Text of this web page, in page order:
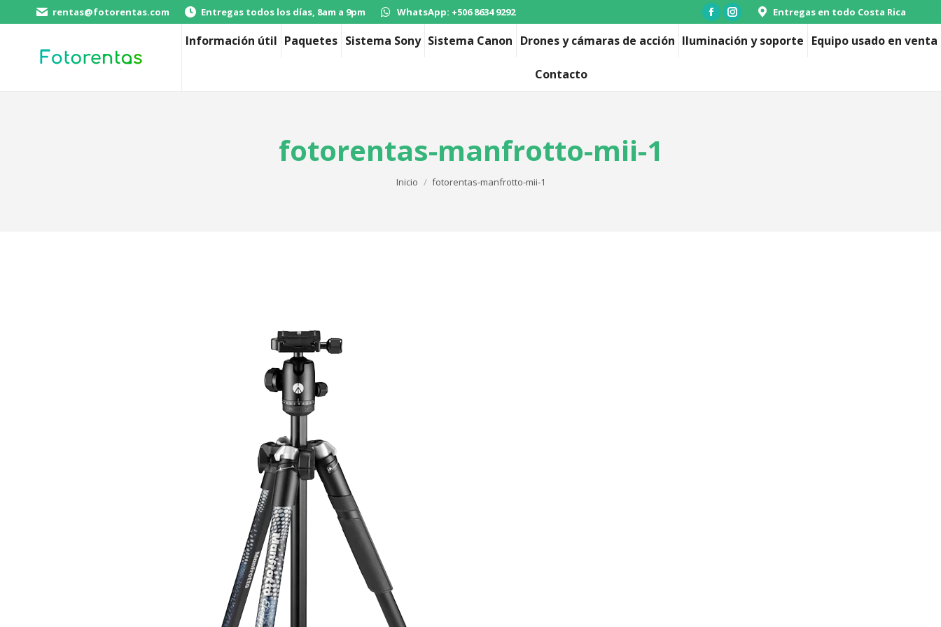
rentas@fotorentas.com Entregas todos los días, 8am a 9pm WhatsApp: +506 8634 9292
Facebook
page
Instagram
page
Entregas en todo Costa Rica
Información útil Paquetes Sistema Sony Sistema Canon Drones y cámaras de acción Iluminación y soporte Equipo usado en venta
Contacto
fotorentas-manfrotto-mii-1
Estás aquí:
Inicio fotorentas-manfrotto-mii-1